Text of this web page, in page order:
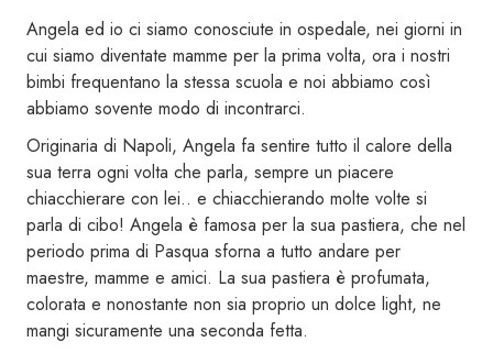
Angela ed io ci siamo conosciute in ospedale, nei giorni in
cui siamo diventate mamme per la prima volta, ora i nostri
bimbi frequentano la stessa scuola e noi abbiamo così
abbiamo sovente modo di incontrarci.
Originaria di Napoli, Angela fa sentire tutto il calore della
sua terra ogni volta che parla, sempre un piacere
chiacchierare con lei.. e chiacchierando molte volte si
parla di cibo! Angela è famosa per la sua pastiera, che nel
periodo prima di Pasqua sforna a tutto andare per
maestre, mamme e amici. La sua pastiera è profumata,
colorata e nonostante non sia proprio un dolce light, ne
mangi sicuramente una seconda fetta.